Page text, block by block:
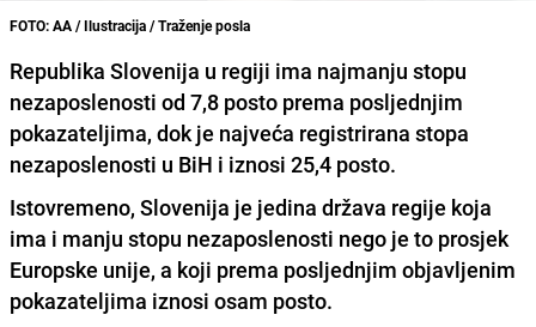
FOTO: AA / Ilustracija / Traženje posla
Republika Slovenija u regiji ima najmanju stopu
nezaposlenosti od 7,8 posto prema posljednjim
pokazateljima, dok je najveća registrirana stopa
nezaposlenosti u BiH i iznosi 25,4 posto.
Istovremeno, Slovenija je jedina država regije koja
ima i manju stopu nezaposlenosti nego je to prosjek
Europske unije, a koji prema posljednjim objavljenim
pokazateljima iznosi osam posto.